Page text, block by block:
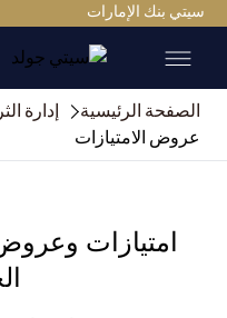
سيتي بنك الإمارات
الصفحة الرئيسية إدارة
عروض الامتيازات
امتيازات